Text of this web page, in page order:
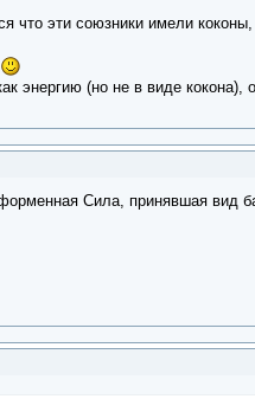
что эти союзники имели
энергию (но не в виде
Сила, принявшая вид